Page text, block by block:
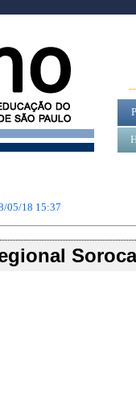
05/18 15:37